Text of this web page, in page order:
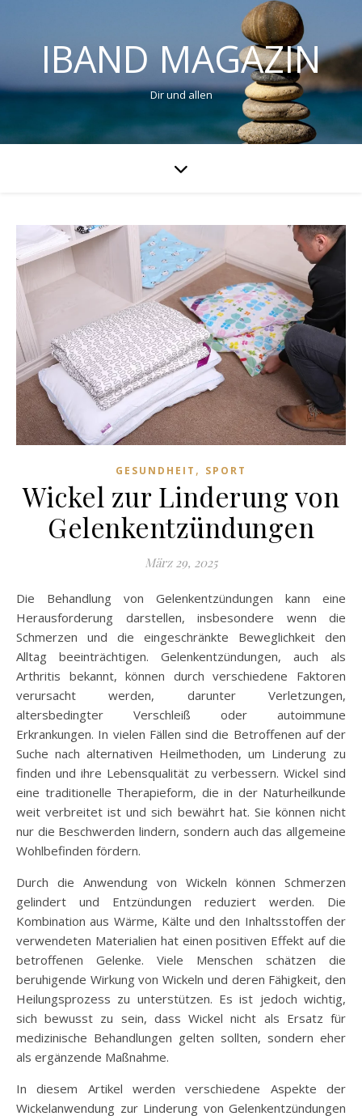
IBAND MAGAZIN
Dir und allen
GESUNDHEIT , SPORT
Wickel zur Linderung von
Gelenkentzündungen
März 29, 2025
Die Behandlung von Gelenkentzündungen kann eine
Herausforderung darstellen, insbesondere wenn die
Schmerzen und die eingeschränkte Beweglichkeit den
Alltag beeinträchtigen. Gelenkentzündungen, auch als
Arthritis bekannt, können durch verschiedene Faktoren
verursacht werden, darunter Verletzungen,
altersbedingter Verschleiß oder autoimmune
Erkrankungen. In vielen Fällen sind die Betroffenen auf der
Suche nach alternativen Heilmethoden, um Linderung zu
finden und ihre Lebensqualität zu verbessern. Wickel sind
eine traditionelle Therapieform, die in der Naturheilkunde
weit verbreitet ist und sich bewährt hat. Sie können nicht
nur die Beschwerden lindern, sondern auch das allgemeine
Wohlbefinden fördern.
Durch die Anwendung von Wickeln können Schmerzen
gelindert und Entzündungen reduziert werden. Die
Kombination aus Wärme, Kälte und den Inhaltsstoffen der
verwendeten Materialien hat einen positiven Effekt auf die
betroffenen Gelenke. Viele Menschen schätzen die
beruhigende Wirkung von Wickeln und deren Fähigkeit, den
Heilungsprozess zu unterstützen. Es ist jedoch wichtig,
sich bewusst zu sein, dass Wickel nicht als Ersatz für
medizinische Behandlungen gelten sollten, sondern eher
als ergänzende Maßnahme.
In diesem Artikel werden verschiedene Aspekte der
Wickelanwendung zur Linderung von Gelenkentzündungen